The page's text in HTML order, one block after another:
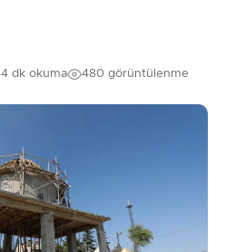
4 dk okuma 480 görüntülenme